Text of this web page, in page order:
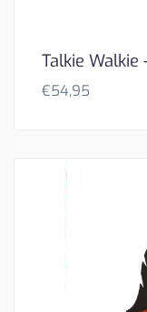
Talkie
€54,95